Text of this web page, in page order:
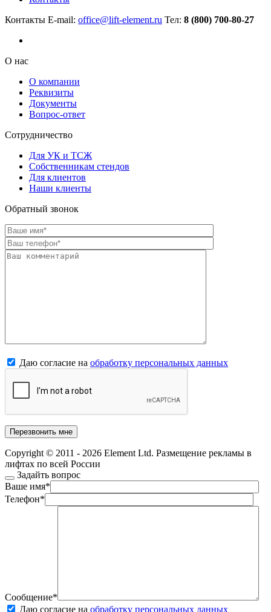
Контакты E-mail: office@lift-element.ru Тел: 8 (800) 700-80-27
О нас
О компании
Реквизиты
Документы
Вопрос-ответ
Сотрудничество
Для УК и ТСЖ
Собственникам стендов
Для клиентов
Наши клиенты
Обратный звонок
Даю согласие на обработку персональных данных
Copyright © 2011 - 2026 Element Ltd. Размещение рекламы в
лифтах по всей России
Задайть вопрос
Ваше имя*
Телефон*
Сообщение*
Даю согласие на обработку персональных данных